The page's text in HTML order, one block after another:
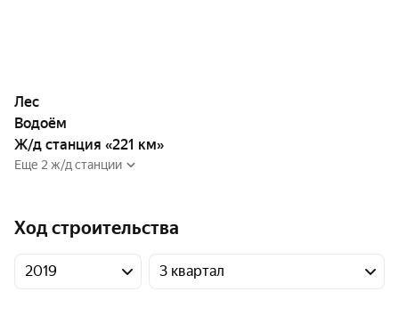
Лес
Водоём
Ж/д станция «221 км»
Еще 2 ж/д станции
Ход строительства
2019 3 квартал